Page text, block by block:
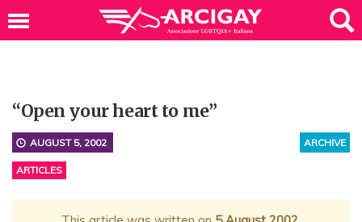
“Open your heart to me”
ARCHIVE
AUGUST 5, 2002
ARTICLES